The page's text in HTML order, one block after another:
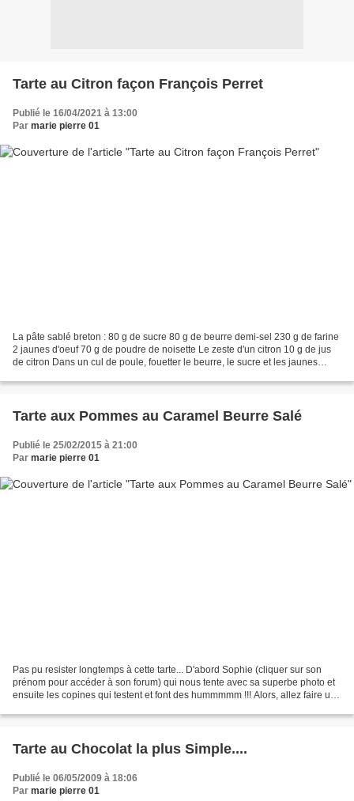
Tarte au Citron façon François Perret
Publié le 16/04/2021 à 13:00
Par marie pierre 01
La pâte sablé breton : 80 g de sucre 80 g de beurre demi-sel 230 g de farine
2 jaunes d'oeuf 70 g de poudre de noisette Le zeste d'un citron 10 g de jus
de citron Dans un cul de poule, fouetter le beurre, le sucre et les jaunes
Tarte aux Pommes au Caramel Beurre Salé
Publié le 25/02/2015 à 21:00
Par marie pierre 01
Pas pu resister longtemps à cette tarte... D'abord Sophie (cliquer sur son
prénom pour accéder à son forum) qui nous tente avec sa superbe photo et
ensuite les copines qui testent et font des hummmmm !!! Alors, allez faire un
Tarte au Chocolat la plus Simple....
Publié le 06/05/2009 à 18:06
Par marie pierre 01